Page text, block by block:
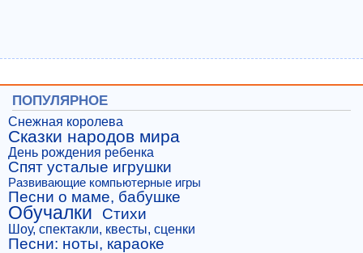
ПОПУЛЯРНОЕ
Снежная королева
Сказки народов мира
День рождения ребенка
Спят усталые игрушки
Развивающие компьютерные игры
Песни о маме, бабушке
Обучалки Стихи
Шоу, спектакли, квесты, сценки
Песни: ноты, караоке